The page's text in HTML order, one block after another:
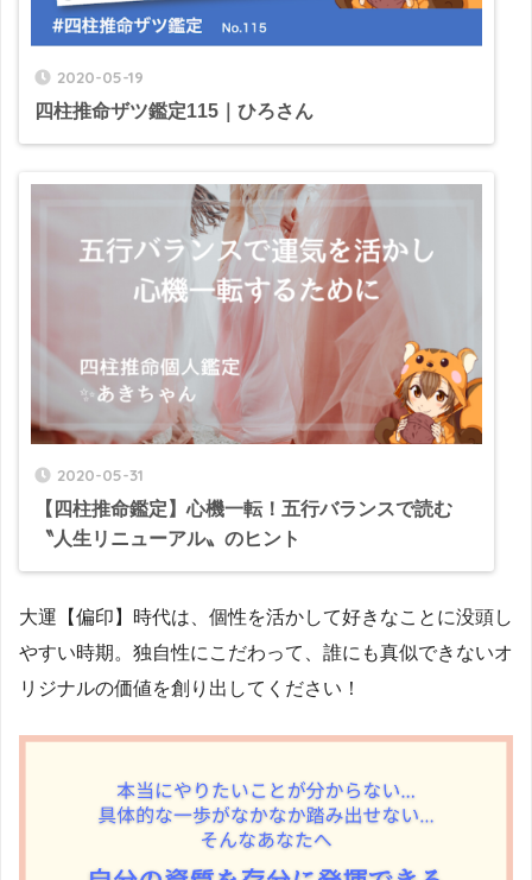
2020-05-19
四柱推命ザツ鑑定115｜ひろさん
2020-05-31
【四柱推命鑑定】心機一転！五行バランスで読む
〝人生リニューアル〟のヒント
大運【偏印】時代は、個性を活かして好きなことに没頭し
やすい時期。独自性にこだわって、誰にも真似できないオ
リジナルの価値を創り出してください！